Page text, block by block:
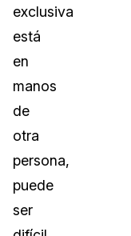
exclusiva
está
en
manos
de
otra
persona,
puede
ser